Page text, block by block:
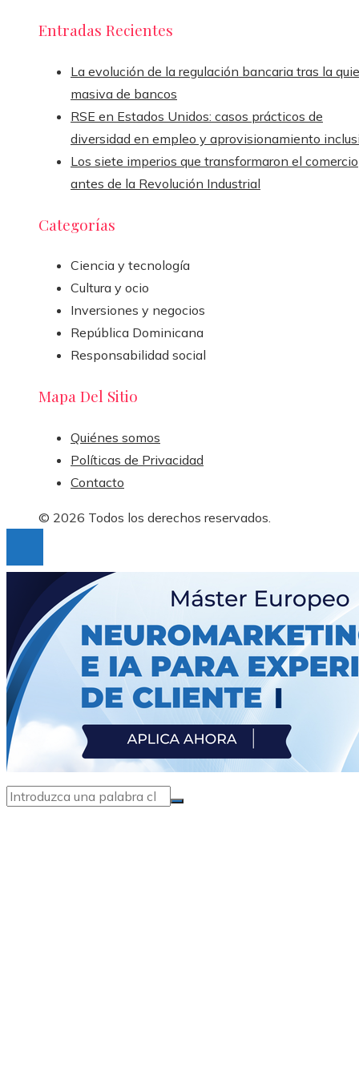
Entradas Recientes
La evolución de la regulación bancaria tras la
masiva de bancos
RSE en Estados Unidos: casos prácticos de
diversidad en empleo y aprovisionamiento
Los siete imperios que transformaron el comercio
antes de la Revolución Industrial
Categorías
Ciencia y tecnología
Cultura y ocio
Inversiones y negocios
República Dominicana
Responsabilidad social
Mapa Del Sitio
Quiénes somos
Políticas de Privacidad
Contacto
© 2026 Todos los derechos reservados.